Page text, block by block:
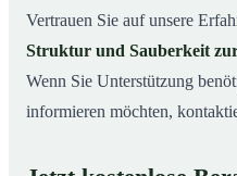
Vertrauen Sie auf unsere
Struktur und Sauberkeit
Wenn Sie Unterstützung
informieren möchten,